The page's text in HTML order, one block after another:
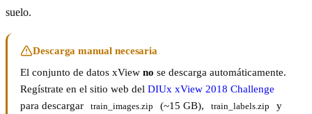
suelo.
Descarga manual necesaria
El conjunto de datos xView no se descarga automáticamente.
Regístrate en el sitio web del DIUx xView 2018 Challenge
para descargar
train_images.zip (~15 GB), train_labels.zip y